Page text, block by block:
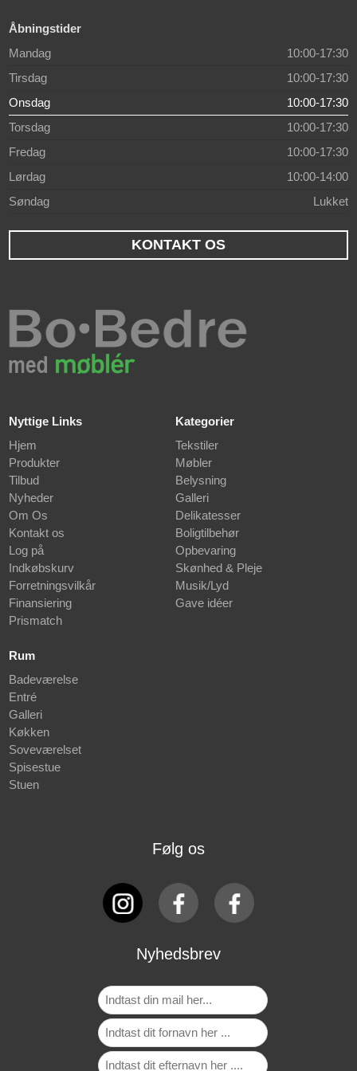
Åbningstider
Mandag
10:00-17:30
Tirsdag
10:00-17:30
Onsdag
10:00-17:30
Torsdag
10:00-17:30
Fredag
10:00-17:30
Lørdag
10:00-14:00
Søndag
Lukket
KONTAKT OS
Nyttige Links
Hjem
Produkter
Tilbud
Nyheder
Om Os
Kontakt os
Log på
Indkøbskurv
Forretningsvilkår
Finansiering
Prismatch
Kategorier
Tekstiler
Møbler
Belysning
Galleri
Delikatesser
Boligtilbehør
Opbevaring
Skønhed & Pleje
Musik/Lyd
Gave idéer
Rum
Badeværelse
Entré
Galleri
Køkken
Soveværelset
Spisestue
Stuen
Følg os
Nyhedsbrev